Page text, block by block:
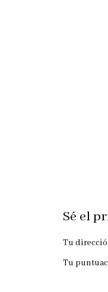
Sé el
Tu
Tu